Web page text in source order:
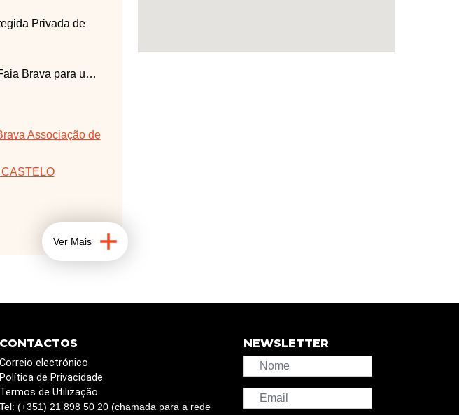
Privada de
Brava para uma
Associação de
CASTELO
Ver Mais
CONTACTOS
Correio electrónico
Política de Privacidade
Termos de Utilização
Tel: (+351) 21 898 50 20 (chamada para a rede
NEWSLETTER